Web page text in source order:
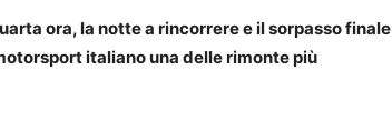
ora, la notte a rincorrere e il sorpasso finale
italiano una delle rimonte più